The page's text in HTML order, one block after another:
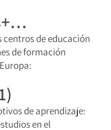
de educación
de formación
de aprendizaje:
en el